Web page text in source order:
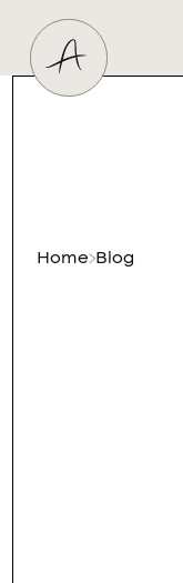
Huidtherapeut
Home Blog